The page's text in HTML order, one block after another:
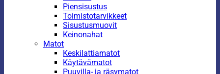
Piensisustus
Toimistotarvikkeet
Sisustusmuovit
Keinonahat
Matot
Keskilattiamatot
Käytävämatot
Puuvilla- ja räsymatot